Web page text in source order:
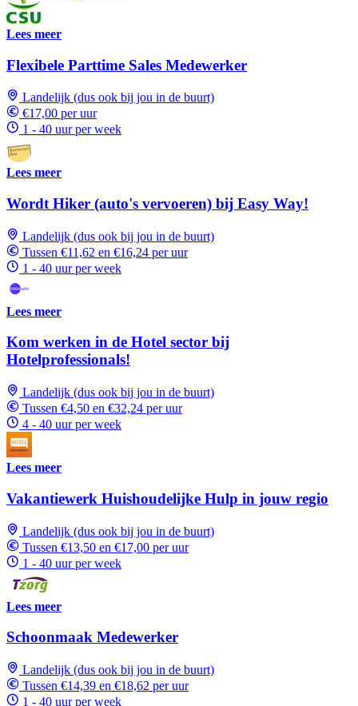
Lees meer
Flexibele Parttime Sales Medewerker
Landelijk (dus ook bij jou in de buurt)
€17,00 per uur
1 - 40 uur per week
Lees meer
Wordt Hiker (auto's vervoeren) bij Easy Way!
Landelijk (dus ook bij jou in de buurt)
Tussen €11,62 en €16,24 per uur
1 - 40 uur per week
Lees meer
Kom werken in de Hotel sector bij
Hotelprofessionals!
Landelijk (dus ook bij jou in de buurt)
Tussen €4,50 en €32,24 per uur
4 - 40 uur per week
Lees meer
Vakantiewerk Huishoudelijke Hulp in jouw regio
Landelijk (dus ook bij jou in de buurt)
Tussen €13,50 en €17,00 per uur
1 - 40 uur per week
Lees meer
Schoonmaak Medewerker
Landelijk (dus ook bij jou in de buurt)
Tussen €14,39 en €18,62 per uur
1 - 40 uur per week